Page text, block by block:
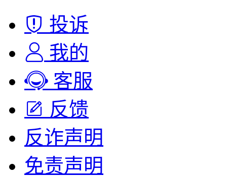
投诉
我的
客服
反馈
反诈声明
免责声明